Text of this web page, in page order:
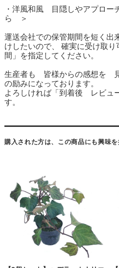
・洋風和風 目隠しやアプロー
ら ＞
運送会社での保管期間を短く出
けしたいので、 確実に受け取
間」を指定してください。
生産者も 皆様からの感想を
の励みになっております。
よろしければ「到着後 レビュ
す。
購入された方は、この商品にも興味